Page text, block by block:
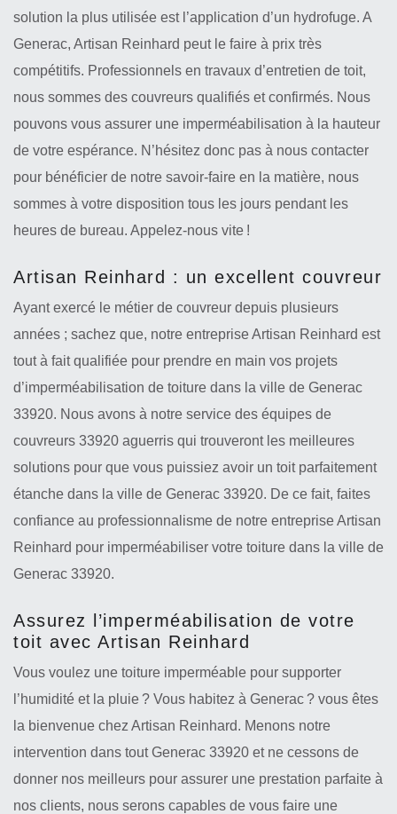
solution la plus utilisée est l’application d’un hydrofuge. A
Generac, Artisan Reinhard peut le faire à prix très
compétitifs. Professionnels en travaux d’entretien de toit,
nous sommes des couvreurs qualifiés et confirmés. Nous
pouvons vous assurer une imperméabilisation à la hauteur
de votre espérance. N’hésitez donc pas à nous contacter
pour bénéficier de notre savoir-faire en la matière, nous
sommes à votre disposition tous les jours pendant les
heures de bureau. Appelez-nous vite !
Artisan Reinhard : un excellent couvreur
Ayant exercé le métier de couvreur depuis plusieurs
années ; sachez que, notre entreprise Artisan Reinhard est
tout à fait qualifiée pour prendre en main vos projets
d’imperméabilisation de toiture dans la ville de Generac
33920. Nous avons à notre service des équipes de
couvreurs 33920 aguerris qui trouveront les meilleures
solutions pour que vous puissiez avoir un toit parfaitement
étanche dans la ville de Generac 33920. De ce fait, faites
confiance au professionnalisme de notre entreprise Artisan
Reinhard pour imperméabiliser votre toiture dans la ville de
Generac 33920.
Assurez l’imperméabilisation de votre
toit avec Artisan Reinhard
Vous voulez une toiture imperméable pour supporter
l’humidité et la pluie ? Vous habitez à Generac ? vous êtes
la bienvenue chez Artisan Reinhard. Menons notre
intervention dans tout Generac 33920 et ne cessons de
donner nos meilleurs pour assurer une prestation parfaite à
nos clients, nous serons capables de vous faire une